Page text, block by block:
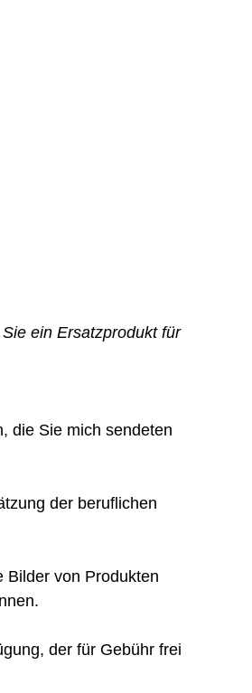
ein Ersatzprodukt für
die Sie mich sendeten
der beruflichen
Bilder von Produkten
der für Gebühr frei